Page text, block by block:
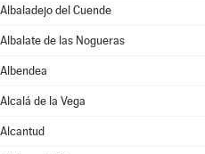
Albaladejo del Cuende
Albalate de las Nogueras
Albendea
Alcalá de la Vega
Alcantud